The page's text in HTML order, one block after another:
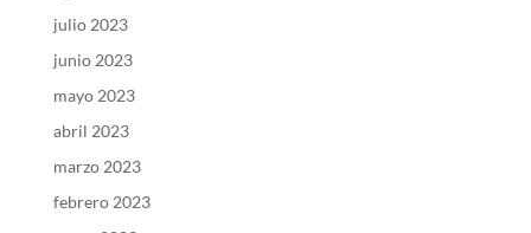
julio 2023
junio 2023
mayo 2023
abril 2023
marzo 2023
febrero 2023